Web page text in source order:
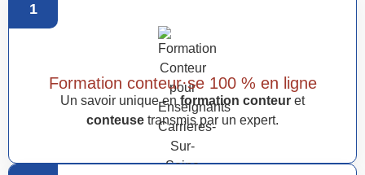
1
Formation conteur·se 100 % en ligne
Un savoir unique en formation conteur et
conteuse transmis par un expert.